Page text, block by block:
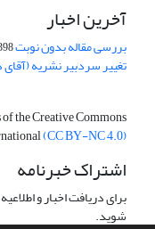
آخرین اخبار
بررسی مقاله بدون نوبت01
تغییر سردبیر نشریه
the Creative Commons
(CC BY-NC 4.0)
اشتراک خبرنامه
برای دریافت اخبار و
شوید.